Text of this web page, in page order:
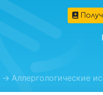
→ Аллергологические